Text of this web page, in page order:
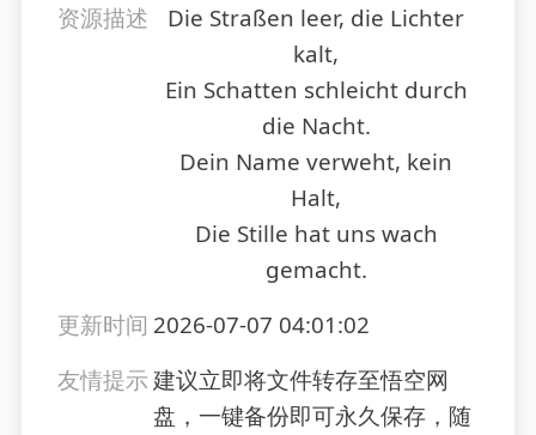
资源描述
Die Straßen leer, die Lichter
kalt,
Ein Schatten schleicht durch
die Nacht.
Dein Name verweht, kein
Halt,
Die Stille hat uns wach
gemacht.
更新时间 2026-07-07 04:01:02
友情提示建议立即将文件转存至悟空网
盘，一键备份即可永久保存，随